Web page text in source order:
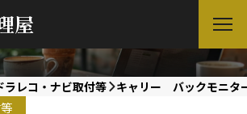
屋
ラレコ・ナビ取付等
キャリー バックモニ